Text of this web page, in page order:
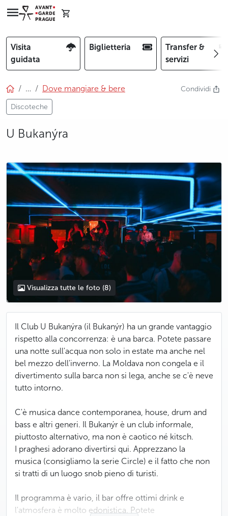
Visita
guidata
Biglietteria
Transfer &
servizi
… Dove mangiare & bere
Discoteche
Condividi
U Bukanýra
photo 5
photo 6
photo 7
photo 8
Visualizza tutte le foto (8)
Il Club U Bukanýra (il Bukanýr) ha un grande vantaggio
rispetto alla concorrenza: è una barca. Potete passare
una notte sull'acqua non solo in estate ma anche nel
bel mezzo dell'inverno. La Moldava non congela e il
divertimento sulla barca non si lega, anche se c'è neve
tutto intorno.
C'è musica dance contemporanea, house, drum and
bass e altri generi. Il Bukanýr è un club informale,
piuttosto alternativo, ma non è caotico né kitsch.
I praghesi adorano divertirsi qui. Apprezzano la
musica (consigliamo la serie Circle) e il fatto che non
si tratti di un luogo snob pieno di turisti.
Il programma è vario, il bar offre ottimi drink e
l'atmosfera è molto edonistica. Potete